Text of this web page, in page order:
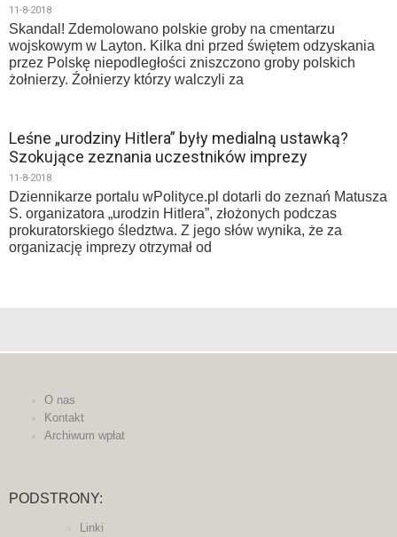
11-8-2018
Skandal! Zdemolowano polskie groby na cmentarzu
wojskowym w Layton. Kilka dni przed świętem odzyskania
przez Polskę niepodległości zniszczono groby polskich
żołnierzy. Źołnierzy którzy walczyli za
Leśne „urodziny Hitlera” były medialną ustawką?
Szokujące zeznania uczestników imprezy
11-8-2018
Dziennikarze portalu wPolityce.pl dotarli do zeznań Matusza
S. organizatora „urodzin Hitlera”, złożonych podczas
prokuratorskiego śledztwa. Z jego słów wynika, że za
organizację imprezy otrzymał od
O nas
Kontakt
Archiwum wpłat
PODSTRONY:
Linki